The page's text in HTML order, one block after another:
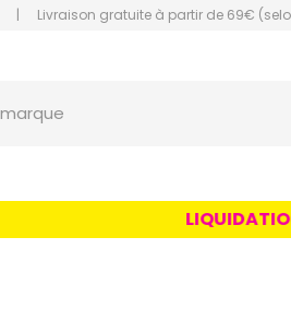
| Livraison gratuite à partir de 69€